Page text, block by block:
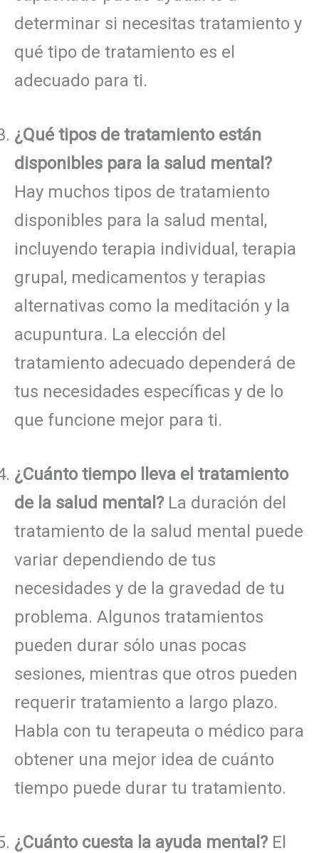
determinar si necesitas tratamiento y
qué tipo de tratamiento es el
adecuado para ti.
¿Qué tipos de tratamiento están
disponibles para la salud mental?
Hay muchos tipos de tratamiento
disponibles para la salud mental,
incluyendo terapia individual, terapia
grupal, medicamentos y terapias
alternativas como la meditación y la
acupuntura. La elección del
tratamiento adecuado dependerá de
tus necesidades específicas y de lo
que funcione mejor para ti.
¿Cuánto tiempo lleva el tratamiento
de la salud mental? La duración del
tratamiento de la salud mental puede
variar dependiendo de tus
necesidades y de la gravedad de tu
problema. Algunos tratamientos
pueden durar sólo unas pocas
sesiones, mientras que otros pueden
requerir tratamiento a largo plazo.
Habla con tu terapeuta o médico para
obtener una mejor idea de cuánto
tiempo puede durar tu tratamiento.
¿Cuánto cuesta la ayuda mental? El